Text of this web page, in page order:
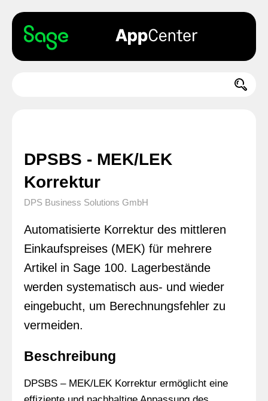
DPSBS - MEK/LEK
Korrektur
DPS Business Solutions GmbH
Automatisierte Korrektur des mittleren
Einkaufspreises (MEK) für mehrere
Artikel in Sage 100. Lagerbestände
werden systematisch aus- und wieder
eingebucht, um Berechnungsfehler zu
vermeiden.
Beschreibung
DPSBS – MEK/LEK Korrektur ermöglicht eine